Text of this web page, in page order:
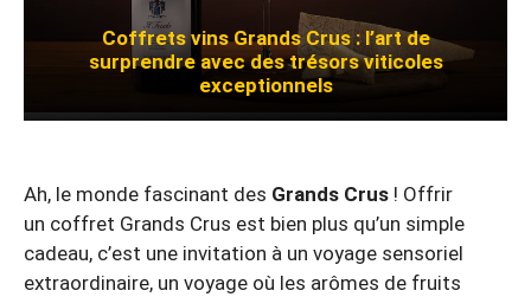
Coffrets vins Grands Crus : l’art de
surprendre avec des trésors viticoles
exceptionnels
Ah, le monde fascinant des Grands Crus ! Offrir
un coffret Grands Crus est bien plus qu’un simple
cadeau, c’est une invitation à un voyage sensoriel
extraordinaire, un voyage où les arômes de fruits